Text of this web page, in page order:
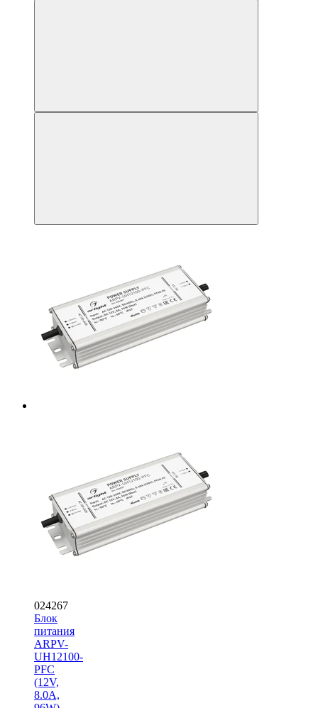
024267
Блок
питания
ARPV-
UH12100-
PFC
(12V,
8.0A,